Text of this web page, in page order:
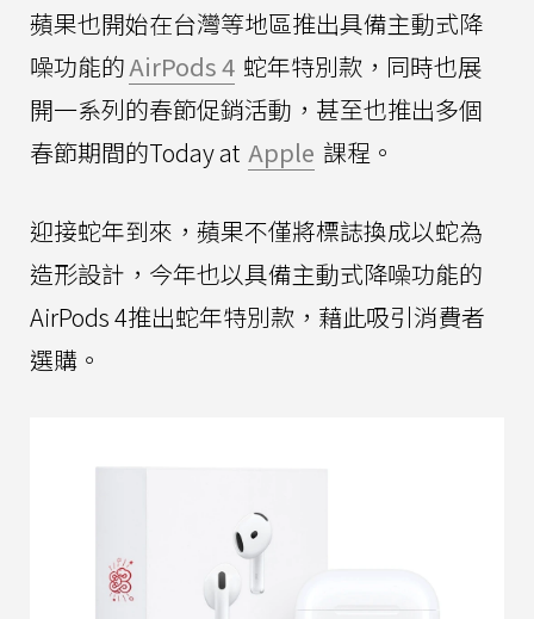
蘋果也開始在台灣等地區推出具備主動式降
噪功能的AirPods 4 蛇年特別款，同時也展
開一系列的春節促銷活動，甚至也推出多個
春節期間的Today at Apple 課程。
迎接蛇年到來，蘋果不僅將標誌換成以蛇為
造形設計，今年也以具備主動式降噪功能的
AirPods 4推出蛇年特別款，藉此吸引消費者
選購。